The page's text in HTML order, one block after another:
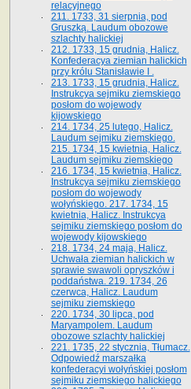
relacyjnego
211. 1733, 31 sierpnia, pod
Gruszką. Laudum obozowe
szlachty halickiej
212. 1733, 15 grudnia, Halicz.
Konfederacya ziemian halickich
przy królu Stanisławie I .
213. 1733, 15 grudnia, Halicz.
Instrukcya sejmiku ziemskiego
posłom do wojewody
kijowskiego
214. 1734, 25 lutego, Halicz.
Laudum sejmiku ziemskiego.
215. 1734, 15 kwietnia, Halicz.
Laudum sejmiku ziemskiego
216. 1734, 15 kwietnia, Halicz.
Instrukcya sejmiku ziemskiego
posłom do wojewody
wołyńskiego. 217. 1734, 15
kwietnia, Halicz. Instrukcya
sejmiku ziemskiego posłom do
wojewody kijowskiego
218. 1734, 24 maja, Halicz.
Uchwała ziemian halickich w
sprawie swawoli opryszków i
poddaństwa. 219. 1734, 26
czerwca, Halicz. Laudum
sejmiku ziemskiego
220. 1734, 30 lipca, pod
Maryampolem. Laudum
obozowe szlachty halickiej
221. 1735, 22 stycznia, Tłumacz.
Odpowiedź marszałka
konfederacyi wołyńskiej posłom
sejmiku ziemskiego halickiego